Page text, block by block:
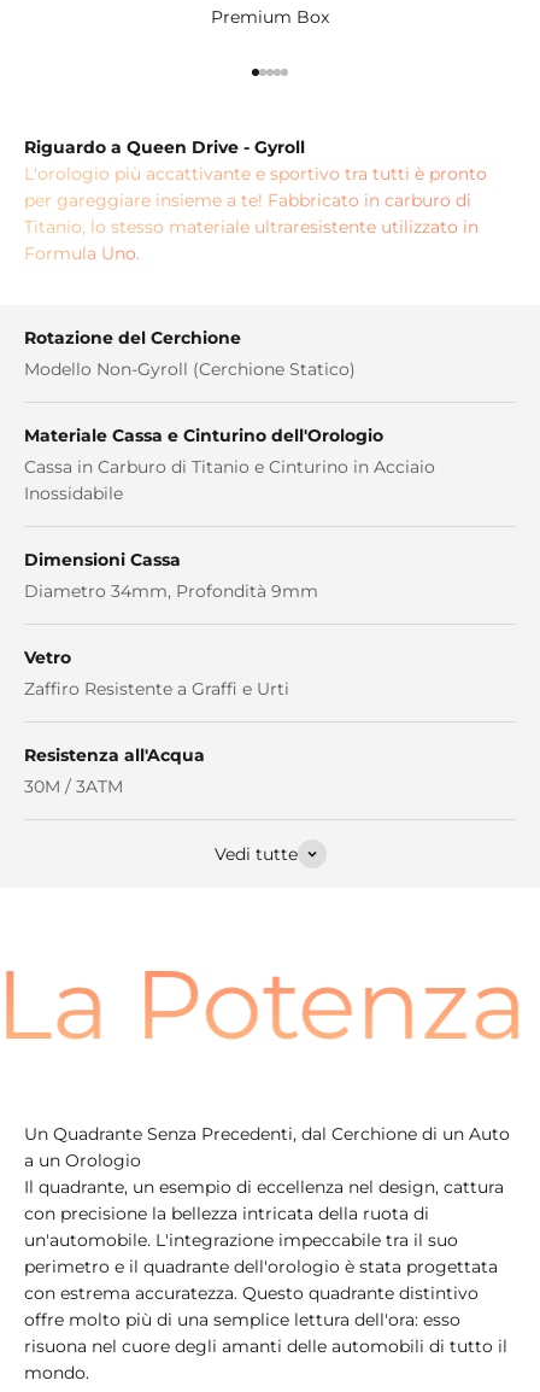
Premium Box
Riguardo a Queen Drive - Gyroll
L'orologio più accattivante e sportivo tra tutti è pronto
per gareggiare insieme a te! Fabbricato in carburo di
Titanio, lo stesso materiale ultraresistente utilizzato in
Formula Uno.
Rotazione del Cerchione
Modello Non-Gyroll (Cerchione Statico)
Materiale Cassa e Cinturino dell'Orologio
Cassa in Carburo di Titanio e Cinturino in Acciaio
Inossidabile
Dimensioni Cassa
Diametro 34mm, Profondità 9mm
Vetro
Zaffiro Resistente a Graffi e Urti
Resistenza all'Acqua
30M / 3ATM
Vedi tutte
Potenza
Un Quadrante Senza Precedenti, dal Cerchione di un Auto
a un Orologio
Il quadrante, un esempio di eccellenza nel design, cattura
con precisione la bellezza intricata della ruota di
un'automobile. L'integrazione impeccabile tra il suo
perimetro e il quadrante dell'orologio è stata progettata
con estrema accuratezza. Questo quadrante distintivo
offre molto più di una semplice lettura dell'ora: esso
risuona nel cuore degli amanti delle automobili di tutto il
mondo.